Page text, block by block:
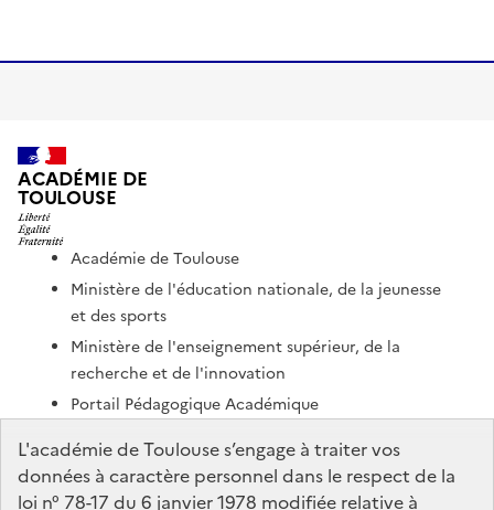
ACADÉMIE DE
TOULOUSE
Académie de Toulouse
Ministère de l'éducation nationale, de la jeunesse
et des sports
Ministère de l'enseignement supérieur, de la
recherche et de l'innovation
Portail Pédagogique Académique
Nous contacter
L'académie de Toulouse s’engage à traiter vos
données à caractère personnel dans le respect de la
loi n° 78-17 du 6 janvier 1978 modifiée relative à